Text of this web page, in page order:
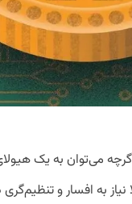
می‌توان به یک
به افسار و